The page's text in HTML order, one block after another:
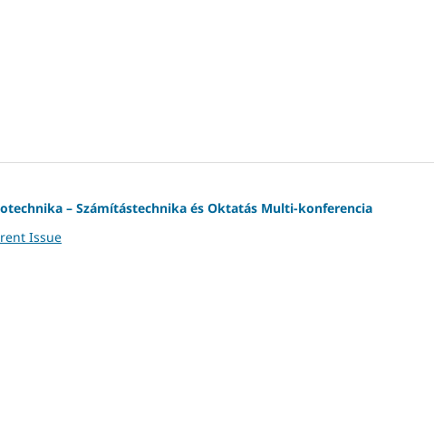
– Számítástechnika és Oktatás Multi-konferencia
Issue